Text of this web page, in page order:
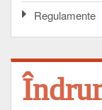
Regulamente